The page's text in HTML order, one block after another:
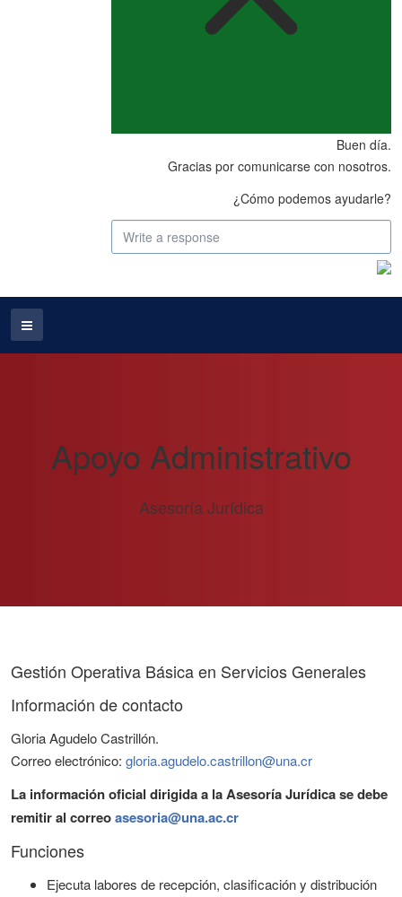
Buen día.
Gracias por comunicarse con nosotros.
¿Cómo podemos ayudarle?
Apoyo Administrativo
Asesoría Jurídica
Gestión Operativa Básica en Servicios Generales
Información de contacto
Gloria Agudelo Castrillón.
Correo electrónico: gloria.agudelo.castrillon@una.cr
La información oficial dirigida a la Asesoría Jurídica se debe
remitir al correoasesoria@una.ac.cr
Funciones
Ejecuta labores de recepción, clasificación y distribución